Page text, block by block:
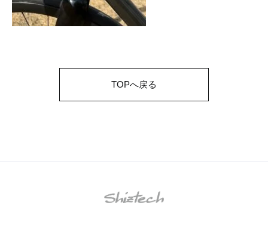
TOPへ戻る